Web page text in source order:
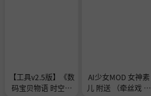
【工具v2.5版】《数
码宝贝物语 时空异
AI少女MOD 女神素
儿 附送 （牵丝戏 舞